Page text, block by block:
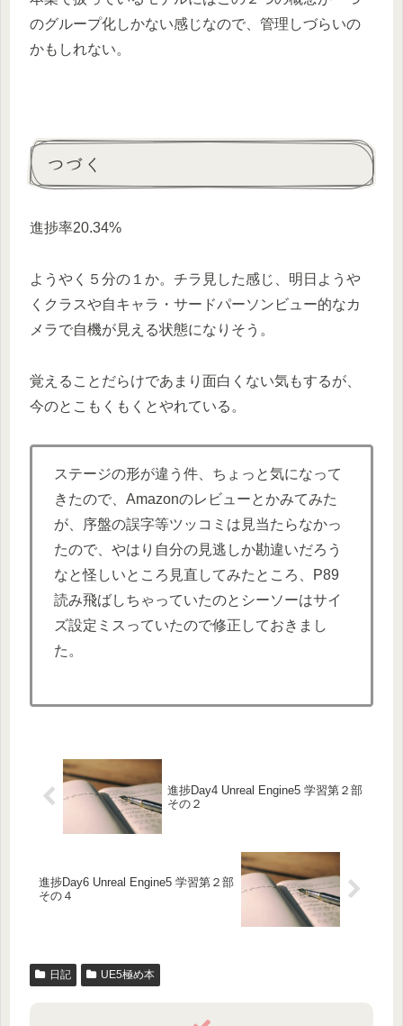
のグループ化しかない感じなので、管理しづらいの
かもしれない。
つづく
進捗率20.34%
ようやく５分の１か。チラ見した感じ、明日ようや
くクラスや自キャラ・サードパーソンビュー的なカ
メラで自機が見える状態になりそう。
覚えることだらけであまり面白くない気もするが、
今のとこもくもくとやれている。
ステージの形が違う件、ちょっと気になって
きたので、Amazonのレビューとかみてみた
が、序盤の誤字等ツッコミは見当たらなかっ
たので、やはり自分の見逃しか勘違いだろう
なと怪しいところ見直してみたところ、P89
読み飛ばしちゃっていたのとシーソーはサイ
ズ設定ミスっていたので修正しておきまし
た。
進捗Day4 Unreal Engine5 学習第２部
その２
進捗Day6 Unreal Engine5 学習第２部
その４
日記 UE5極め本